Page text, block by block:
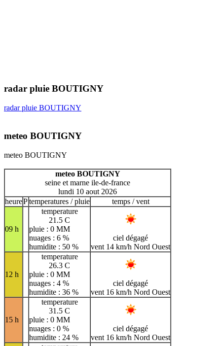
radar pluie BOUTIGNY
radar pluie BOUTIGNY
meteo BOUTIGNY
meteo BOUTIGNY
meteo BOUTIGNY
seine et marne ile-de-france
lundi 10 aout 2026
heurePtemperatures / pluie temps / vent
09 h
temperature
21.5 C
pluie : 0 MM
nuages : 6 %
humidite : 50 %
ciel dégagé
vent 14 km/h Nord Ouest
12 h
temperature
26.3 C
pluie : 0 MM
nuages : 4 %
humidite : 36 %
ciel dégagé
vent 16 km/h Nord Ouest
15 h
temperature
31.5 C
pluie : 0 MM
nuages : 0 %
humidite : 24 %
ciel dégagé
vent 16 km/h Nord Ouest